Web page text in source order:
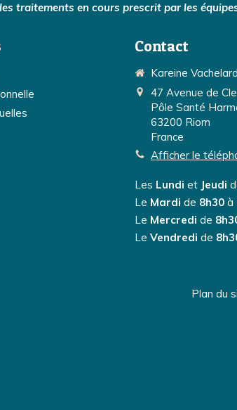
traitements en cours prescrit par les
Contact
Kareine Vachelard
47 Avenue de
Pôle Santé
63200 Riom
France
Afficher le
Les Lundi et Jeudi
Le Mardi de 8h30 à
Le Mercredi de
Le Vendredi de
Plan du